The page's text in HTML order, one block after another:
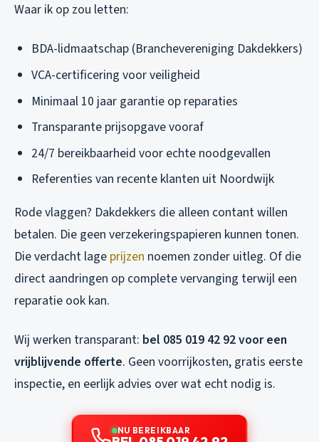
Waar ik op zou letten:
BDA-lidmaatschap (Branchevereniging Dakdekkers)
VCA-certificering voor veiligheid
Minimaal 10 jaar garantie op reparaties
Transparante prijsopgave vooraf
24/7 bereikbaarheid voor echte noodgevallen
Referenties van recente klanten uit Noordwijk
Rode vlaggen? Dakdekkers die alleen contant willen
betalen. Die geen verzekeringspapieren kunnen tonen.
Die verdacht lage prijzen noemen zonder uitleg. Of die
direct aandringen op complete vervanging terwijl een
reparatie ook kan.
Wij werken transparant: bel 085 019 42 92 voor een
vrijblijvende offerte. Geen voorrijkosten, gratis eerste
inspectie, en eerlijk advies over wat echt nodig is.
NU BEREIKBAAR